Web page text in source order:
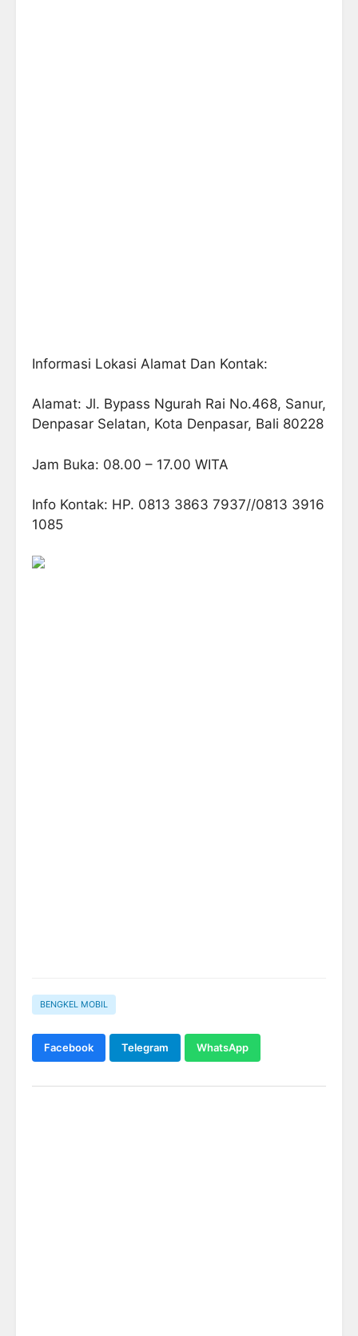
Informasi Lokasi Alamat Dan Kontak:
Alamat: Jl. Bypass Ngurah Rai No.468, Sanur,
Denpasar Selatan, Kota Denpasar, Bali 80228
Jam Buka: 08.00 – 17.00 WITA
Info Kontak: HP. 0813 3863 7937//0813 3916
1085
BENGKEL MOBIL
Facebook Telegram WhatsApp